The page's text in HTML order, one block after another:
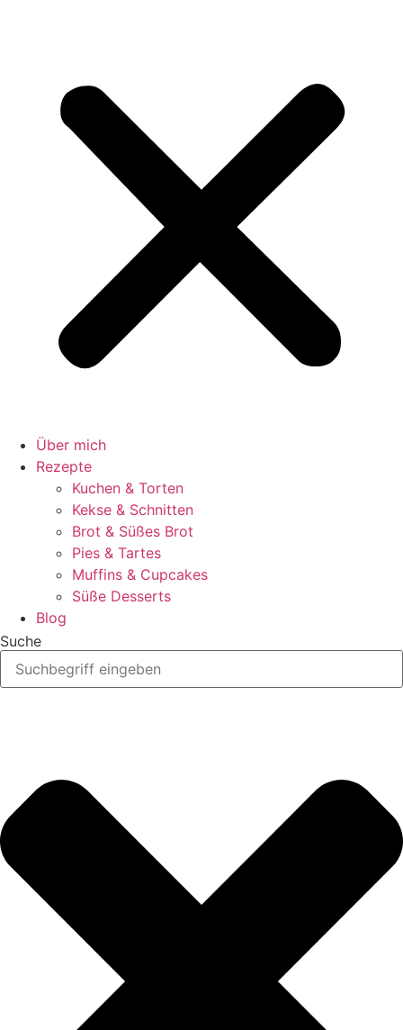
Über mich
Rezepte
Kuchen & Torten
Kekse & Schnitten
Brot & Süßes Brot
Pies & Tartes
Muffins & Cupcakes
Süße Desserts
Blog
Suche